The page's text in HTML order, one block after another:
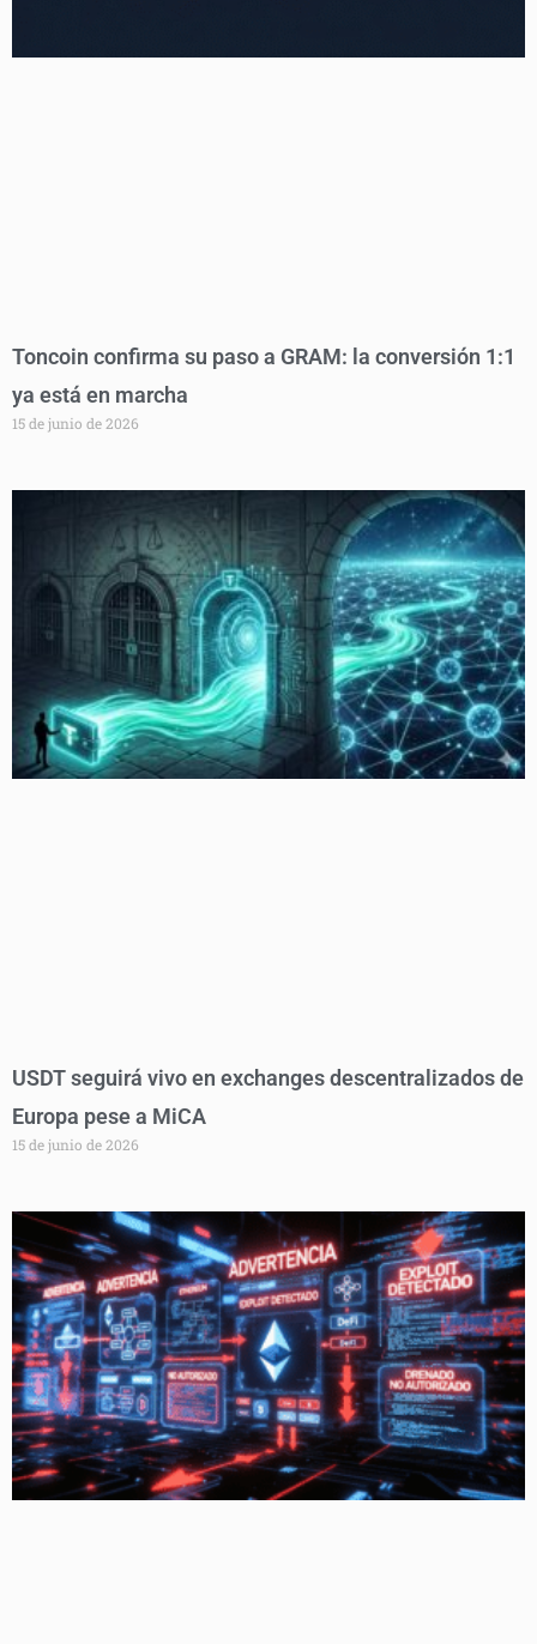
Toncoin confirma su paso a GRAM: la conversión 1:1
ya está en marcha
15 de junio de 2026
USDT seguirá vivo en exchanges descentralizados de
Europa pese a MiCA
15 de junio de 2026